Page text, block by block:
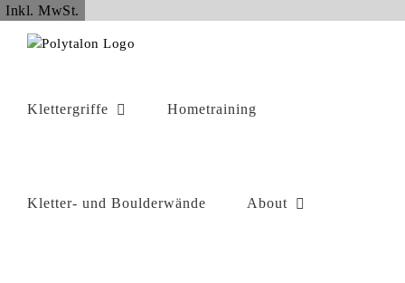
Inkl. MwSt.
springen
Klettergriffe Hometraining
Kletter- und Boulderwände About